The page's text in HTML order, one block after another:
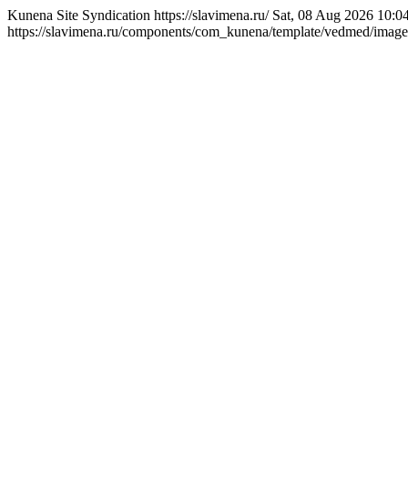
Kunena Site Syndication https://slavimena.ru/ Sat, 08 Aug 2026
https://slavimena.ru/components/com_kunena/template/vedmed/